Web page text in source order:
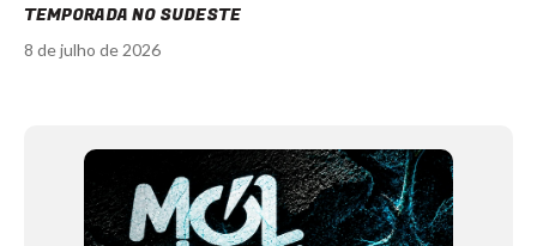
TEMPORADA NO SUDESTE
8 de julho de 2026